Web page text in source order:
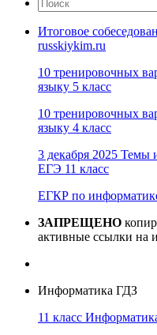
Итоговое
russkiykim.ru
10 тренировочных
языку 5 класс
10 тренировочных
языку 4 класс
3 декабря 2025 Темы
ЕГЭ 11 класс
ЕГКР по
ЗАПРЕЩЕНО
активные ссылки на
Информатика ГДЗ
11 класс